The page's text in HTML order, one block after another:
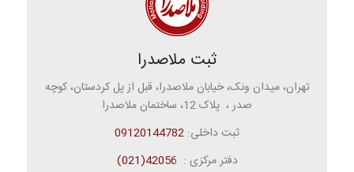
ثبت ملاصدرا
تهران، میدان ونک، خیابان ملاصدرا، قبل از پل کردستان، کوچه
صدر ، پلاک 12، ساختمان ملاصدرا
ثبت داخلی: 09120144782
دفتر مرکزی : 42056(021)